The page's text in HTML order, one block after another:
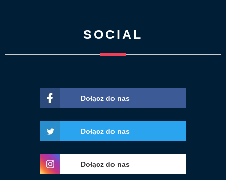
SOCIAL
Dołącz do nas
Dołącz do nas
Dołącz do nas